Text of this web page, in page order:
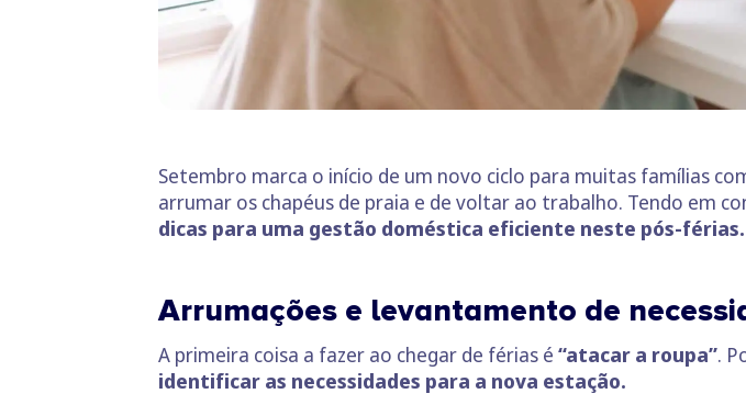
Setembro marca o início de um novo ciclo para muitas famílias
arrumar os chapéus de praia e de voltar ao trabalho. Tendo em
dicas para uma gestão doméstica eficiente neste pós-férias.
Arrumações e levantamento de
A primeira coisa a fazer ao chegar de férias é “atacar a roupa”.
identificar as necessidades para a nova estação.